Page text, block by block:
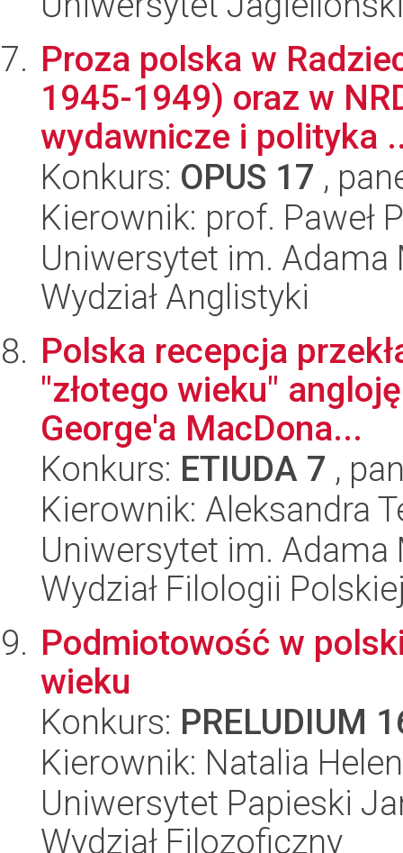
Proza polska w
1945-1949) oraz w
wydawnicze i polityka
Konkurs: OPUS 17 ,
Kierownik: prof. Paweł
Uniwersytet im.
Wydział Anglistyki
Polska recepcja
"złotego wieku"
George'a MacDona...
Konkurs: ETIUDA 7 ,
Kierownik: Aleksandra
Uniwersytet im.
Wydział Filologii
Podmiotowość w
wieku
Konkurs: PRELUDIUM
Kierownik: Natalia
Uniwersytet Papieski
Wydział Filozoficzny